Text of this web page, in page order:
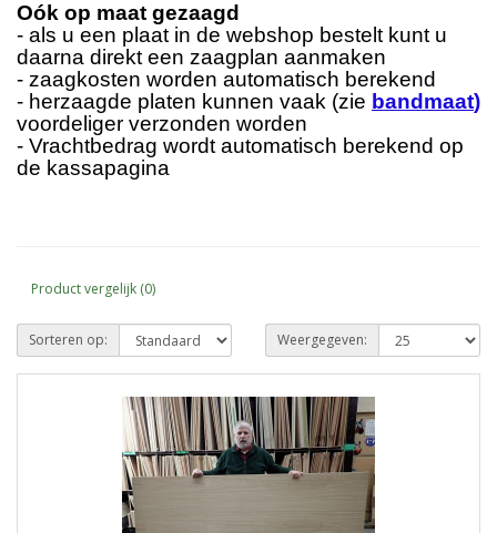
Oók op maat gezaagd
- als u een plaat in de webshop bestelt kunt u
daarna direkt een zaagplan aanmaken
- zaagkosten worden automatisch berekend
- herzaagde platen kunnen vaak (zie bandmaat)
voordeliger verzonden worden
- Vrachtbedrag wordt automatisch berekend op
de kassapagina
Product vergelijk (0)
Sorteren op: Weergegeven: